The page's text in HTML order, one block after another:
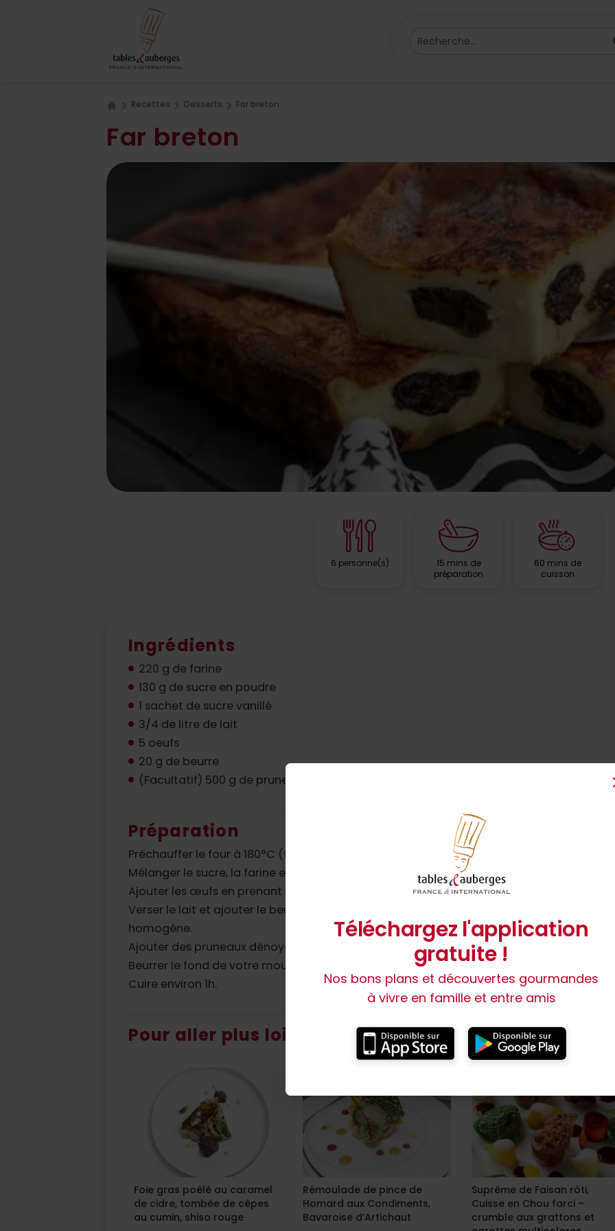
Recherche...
Recettes Desserts Far breton
Far breton
6 personne(s)
15 mins de
préparation
60 mins de
cuisson
Ingrédients
220 g de farine
130 g de sucre en poudre
1 sachet de sucre vanillé
3/4 de litre de lait
5 oeufs
20 g de beurre
(Facultatif) 500 g de pruneaux
Préparation
Préchauffer le four à 180°C (thermostat 6).
Mélanger le sucre, la farine et ajouter le sucre vanillé.
Ajouter les œufs en prenant soin de bien mélanger délicatement le tout à chaque fois.
Verser le lait et ajouter le beurre au préalablement fondu puis mélanger jusqu’à ce
homogène.
Ajouter des pruneaux dénoyautés si vous souhaitez
Beurrer le fond de votre moule et verser la pâte.
Cuire environ 1h.
Pour aller plus loin
Foie gras poêlé au caramel
de cidre, tombée de cèpes
au cumin, shiso rouge
Rémoulade de pince de
Homard aux Condiments,
Bavaroise d’Artichaut
Suprême de Faisan rôti,
Cuisse en Chou farci –
crumble aux grattons et
Téléchargez l'application
gratuite !
Nos bons plans et découvertes gourmandes
à vivre en famille et entre amis